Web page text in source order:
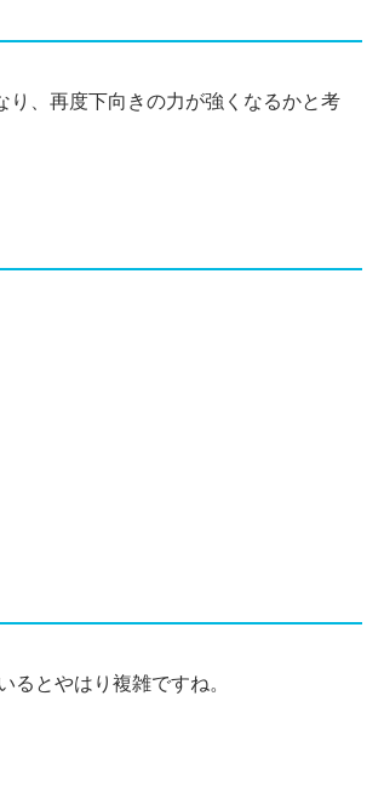
り、再度下向きの力が強くなるかと考
とやはり複雑ですね。